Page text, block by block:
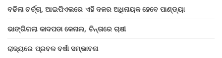
ବଢିଲା ଚର୍ଚ୍ଚା, ଆଇପିଏଲରେ ଏହି ଦଳର ଅଧିନାୟକ ହେବେ ପାଣ୍ଡ୍ୟା
ଭାଙ୍ଗିଗଲା କାଦପଡା କେନାଲ, ଚିନ୍ତାରେ ଚାଷୀ
ରାଜ୍ୟରେ ପ୍ରବଳ ବର୍ଷା ସମ୍ଭାବନା